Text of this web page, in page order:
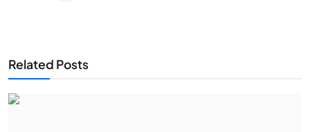
Related Posts